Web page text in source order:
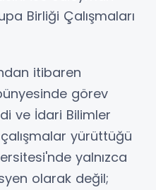
Birliği Çalışmaları
itibaren
görev
ve İdari Bilimler
yürüttüğü
yalnızca
olarak değil;